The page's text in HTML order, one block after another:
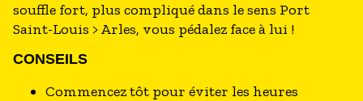
souffle fort, plus compliqué dans le sens Port
Saint-Louis > Arles, vous pédalez face à lui !
CONSEILS
Commencez tôt pour éviter les heures